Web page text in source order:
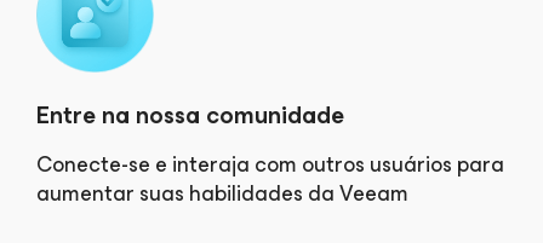
Entre na nossa comunidade
Conecte-se e interaja com outros usuários para
aumentar suas habilidades da Veeam